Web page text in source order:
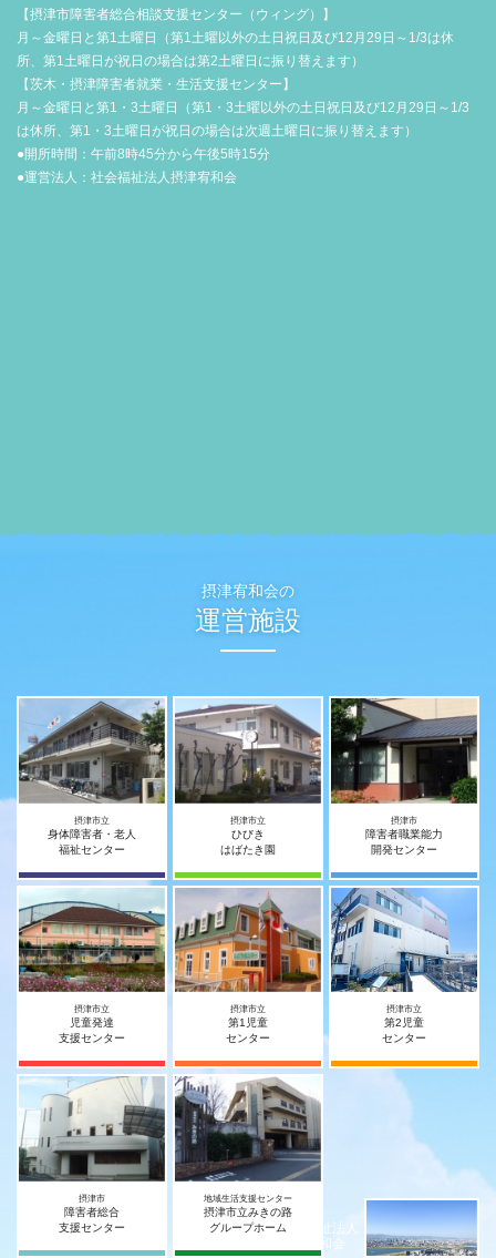
【摂津市障害者総合相談支援センター（ウィング）】
月～金曜日と第1土曜日（第1土曜以外の土日祝日及び12月29日～1/3は休
所、第1土曜日が祝日の場合は第2土曜日に振り替えます）
【茨木・摂津障害者就業・生活支援センター】
月～金曜日と第1・3土曜日（第1・3土曜以外の土日祝日及び12月29日～1/3
は休所、第1・3土曜日が祝日の場合は次週土曜日に振り替えます）
●開所時間：午前8時45分から午後5時15分
●運営法人：社会福祉法人摂津宥和会
摂津宥和会の
運営施設
社会福祉法人
摂津宥和会
摂津市立
身体障害者・老人
福祉センター
摂津市立
ひびき
はばたき園
摂津市
障害者職業能力
開発センター
摂津市立
児童発達
支援センター
摂津市立
第1児童
センター
摂津市立
第2児童
センター
摂津市
障害者総合
支援センター
地域生活支援センター
摂津市立みきの路
グループホーム